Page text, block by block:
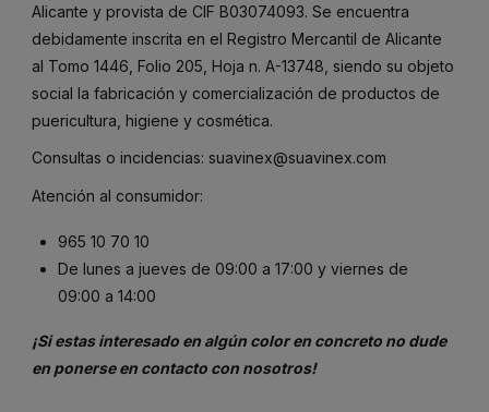
Alicante y provista de CIF B03074093. Se encuentra
debidamente inscrita en el Registro Mercantil de Alicante
al Tomo 1446, Folio 205, Hoja n. A-13748, siendo su objeto
social la fabricación y comercialización de productos de
puericultura, higiene y cosmética.
Consultas o incidencias: suavinex@suavinex.com
Atención al consumidor:
965 10 70 10
De lunes a jueves de 09:00 a 17:00 y viernes de
09:00 a 14:00
¡Si estas interesado en algún color en concreto no dude
en ponerse en contacto con nosotros!